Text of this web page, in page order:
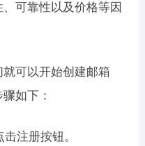
可靠性以及价格等因
可以开始创建邮箱
如下：
注册按钮。